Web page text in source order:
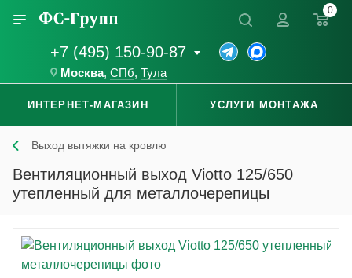
+7 (495) 150-90-87
Москва, СПб, Тула
0
ИНТЕРНЕТ-МАГАЗИН УСЛУГИ МОНТАЖА
Выход вытяжки на кровлю
Вентиляционный выход Viotto 125/650
утепленный для металлочерепицы